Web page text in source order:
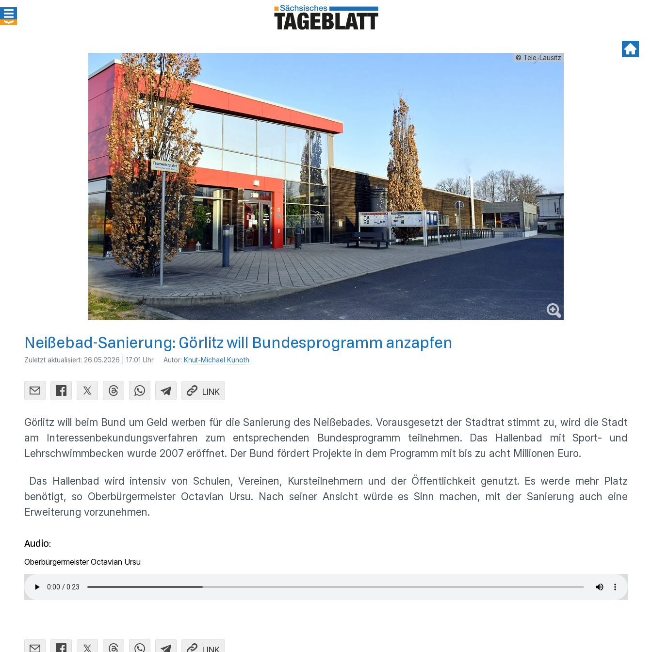
© Tele-Lausitz
Neißebad-Sanierung: Görlitz will Bundesprogramm anzapfen
Zuletzt aktualisiert: 26.05.2026 | 17:01 Uhr Autor: Knut-Michael Kunoth
LINK
Görlitz will beim Bund um Geld werben für die Sanierung des Neißebades. Vorausgesetzt der Stadtrat stimmt zu, wird die Stadt
am Interessenbekundungsverfahren zum entsprechenden Bundesprogramm teilnehmen. Das Hallenbad mit Sport- und
Lehrschwimmbecken wurde 2007 eröffnet. Der Bund fördert Projekte in dem Programm mit bis zu acht Millionen Euro.
Das Hallenbad wird intensiv von Schulen, Vereinen, Kursteilnehmern und der Öffentlichkeit genutzt. Es werde mehr Platz
benötigt, so Oberbürgermeister Octavian Ursu. Nach seiner Ansicht würde es Sinn machen, mit der Sanierung auch eine
Erweiterung vorzunehmen.
Audio:
Oberbürgermeister Octavian Ursu
LINK